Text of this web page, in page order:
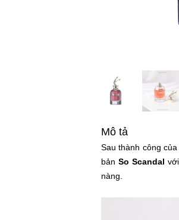
Mô tả
Sau thành công
bản So Scandal
nàng.